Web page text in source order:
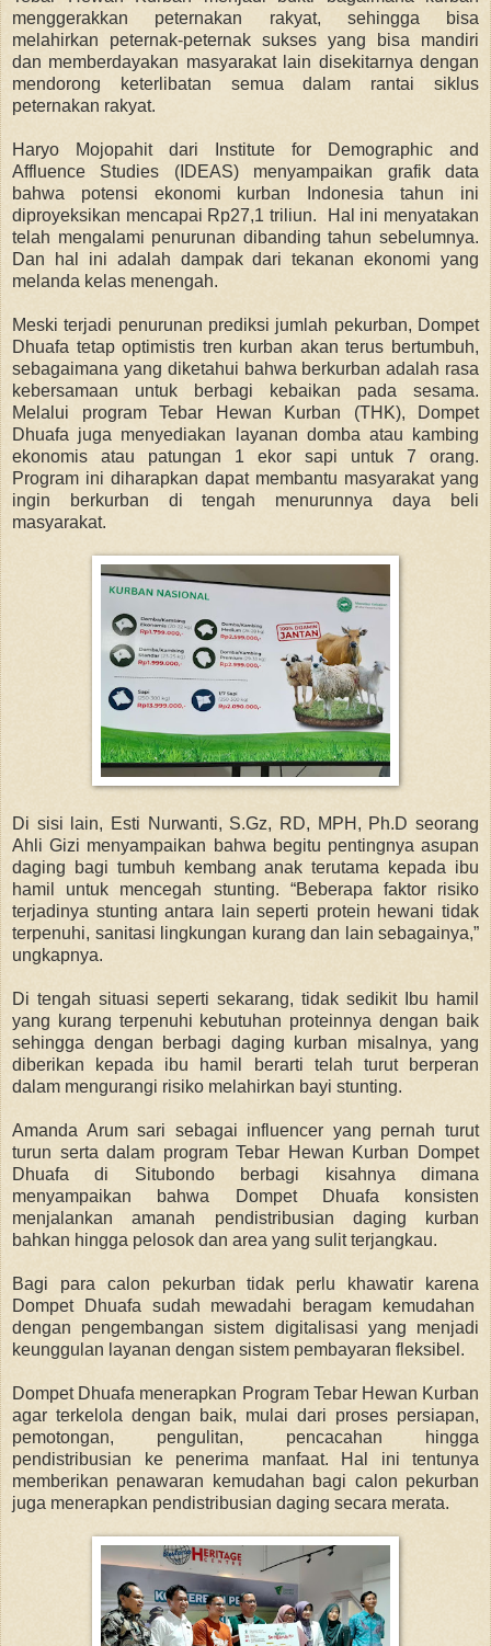
menggerakkan peternakan rakyat, sehingga bisa
melahirkan peternak-peternak sukses yang bisa mandiri
dan memberdayakan masyarakat lain disekitarnya dengan
mendorong keterlibatan semua dalam rantai siklus
peternakan rakyat.
Haryo Mojopahit dari
Institute for Demographic and
Affluence Studies (IDEAS) menyampaikan grafik data
bahwa potensi ekonomi kurban Indonesia tahun ini
diproyeksikan mencapai Rp27,1 triliun. Hal ini menyatakan
telah mengalami penurunan dibanding tahun sebelumnya.
Dan hal ini adalah dampak dari tekanan ekonomi yang
melanda kelas menengah.
Meski terjadi penurunan prediksi jumlah pekurban, Dompet
Dhuafa tetap optimistis tren kurban akan terus bertumbuh,
sebagaimana yang diketahui bahwa berkurban adalah rasa
kebersamaan untuk berbagi kebaikan pada sesama.
Melalui program Tebar Hewan Kurban (THK),
Dompet
Dhuafa juga menyediakan layanan domba atau kambing
ekonomis atau patungan 1 ekor sapi untuk 7 orang.
Program ini diharapkan dapat membantu masyarakat yang
ingin berkurban di tengah menurunnya daya beli
masyarakat.
Di sisi lain, Esti Nurwanti, S.Gz, RD, MPH, Ph.D seorang
Ahli Gizi menyampaikan bahwa begitu pentingnya asupan
daging bagi tumbuh kembang anak terutama kepada ibu
hamil untuk mencegah stunting. “Beberapa faktor risiko
terjadinya stunting antara lain seperti protein hewani tidak
terpenuhi, sanitasi lingkungan kurang dan lain sebagainya,”
ungkapnya.
Di tengah situasi seperti sekarang, tidak sedikit Ibu hamil
yang kurang terpenuhi kebutuhan proteinnya dengan baik
sehingga dengan berbagi daging kurban misalnya, yang
diberikan kepada ibu hamil berarti telah turut berperan
dalam mengurangi risiko melahirkan bayi stunting.
Amanda Arum sari sebagai influencer yang pernah turut
turun serta dalam program Tebar Hewan Kurban Dompet
Dhuafa di Situbondo berbagi kisahnya dimana
menyampaikan bahwa Dompet Dhuafa konsisten
menjalankan amanah pendistribusian daging kurban
bahkan hingga pelosok dan area yang sulit terjangkau.
Bagi para calon pekurban tidak perlu khawatir karena
Dompet Dhuafa sudah mewadahi beragam kemudahan
dengan pengembangan sistem digitalisasi yang menjadi
keunggulan layanan dengan sistem pembayaran fleksibel.
Dompet Dhuafa menerapkan Program Tebar Hewan Kurban
agar terkelola dengan baik, mulai dari proses persiapan,
pemotongan, pengulitan, pencacahan hingga
pendistribusian ke penerima manfaat.
Hal ini tentunya
memberikan penawaran kemudahan bagi calon pekurban
juga menerapkan pendistribusian daging secara merata.